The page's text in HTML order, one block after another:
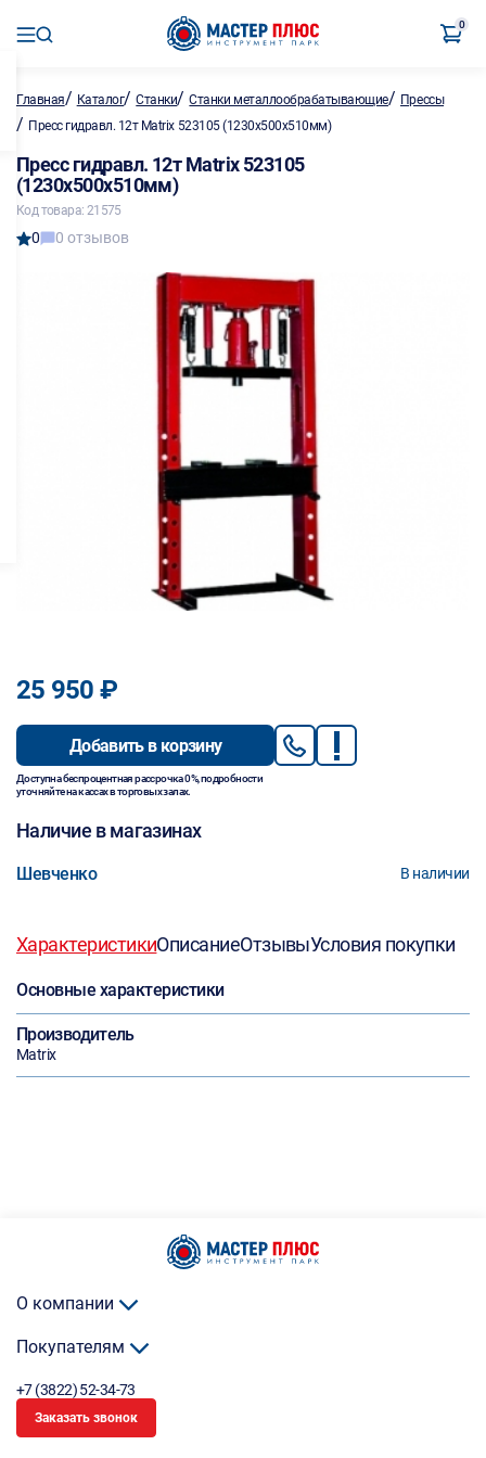
0
Главная/ Каталог/Станки/Станки металлообрабатывающие/ Прессы
/ Пресс гидравл. 12т Matrix 523105 (1230х500х510мм)
Пресс гидравл. 12т Matrix 523105
(1230х500х510мм)
Код товара: 21575
0 0 отзывов
25 950 ₽
Добавить в корзину
Доступна беспроцентная рассрочка 0%, подробности
уточняйте на кассах в торговых залах.
Наличие в магазинах
Шевченко В наличии
ХарактеристикиОписаниеОтзывыУсловия покупки
Основные характеристики
Производитель
Matrix
О компании
Покупателям
+7 (3822) 52-34-73
Заказать звонок